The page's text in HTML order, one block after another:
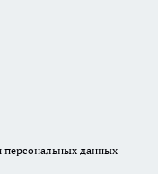
персональных данных